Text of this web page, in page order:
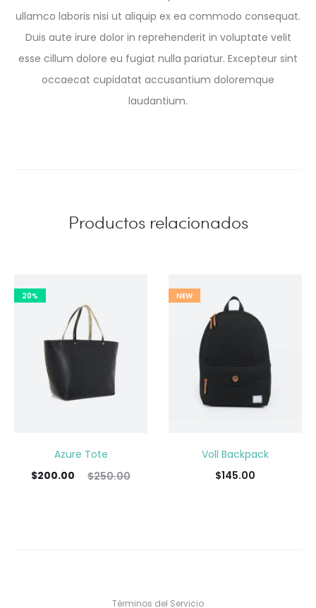
ullamco laboris nisi ut aliquip ex ea commodo consequat.
Duis aute irure dolor in reprehenderit in voluptate velit
esse cillum dolore eu fugiat nulla pariatur. Excepteur sint
occaecat cupidatat accusantium doloremque
laudantium.
Productos relacionados
20%
Azure Tote
$250.00
$200.00
NEW
Voll Backpack
$145.00
Términos del Servicio